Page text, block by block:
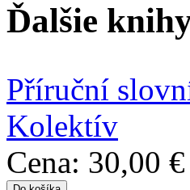
Ďalšie
Příruční
Kolektív
Cena: 30,00 €